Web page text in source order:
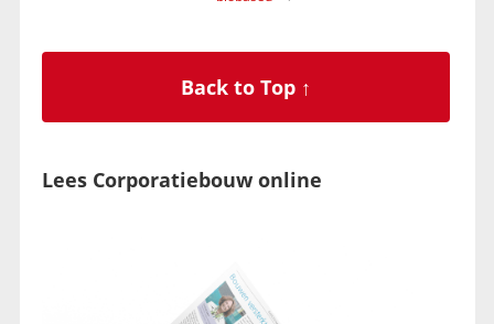
Back to Top ↑
Lees Corporatiebouw online